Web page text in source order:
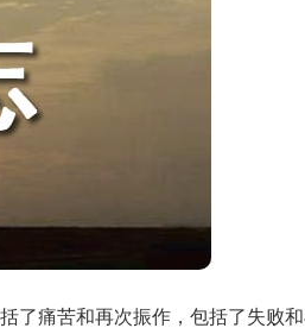
了痛苦和再次振作，包括了失败